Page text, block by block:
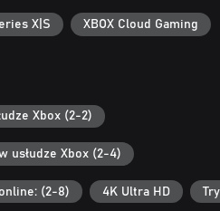
X|S XBOX Cloud Gaming
Xbox (2-2)
usłudze Xbox (2-4)
(2-8) 4K Ultra HD